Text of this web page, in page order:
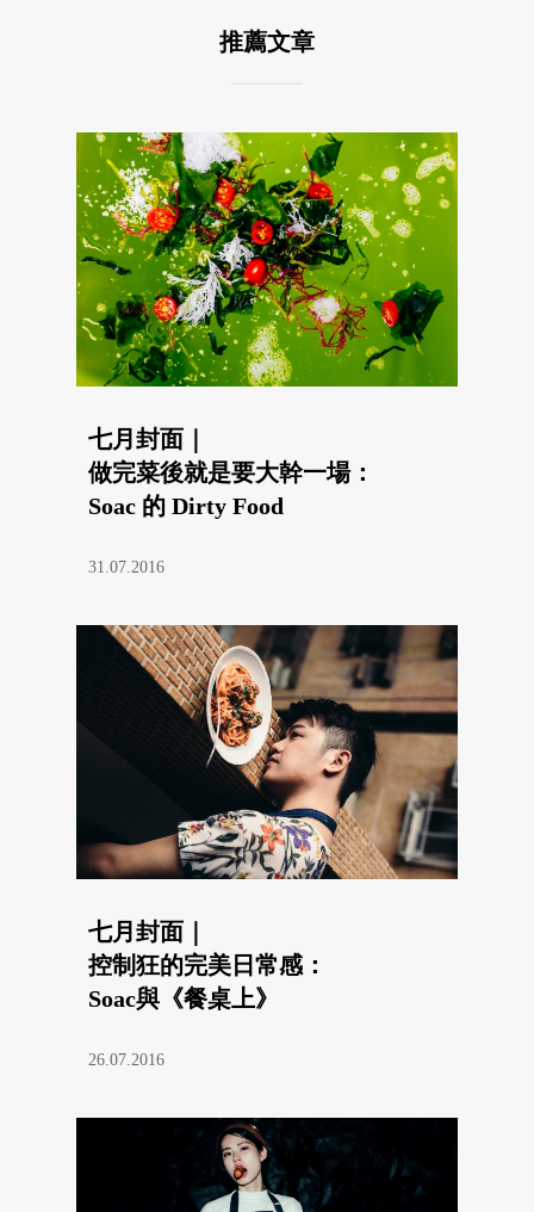
推薦文章
七月封面｜
做完菜後就是要大幹一場：
Soac 的 Dirty Food
31.07.2016
七月封面｜
控制狂的完美日常感：
Soac與《餐桌上》
26.07.2016